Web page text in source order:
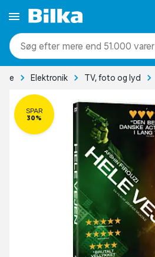
mere end 51.000 varer
Elektronik TV, foto og lyd
SPAR
30%